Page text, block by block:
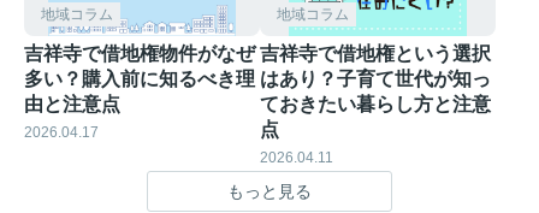
地域コラム
吉祥寺で借地権物件がなぜ
多い？購入前に知るべき理
由と注意点
2026.04.17
地域コラム
吉祥寺で借地権という選択
はあり？子育て世代が知っ
ておきたい暮らし方と注意
点
2026.04.11
もっと見る